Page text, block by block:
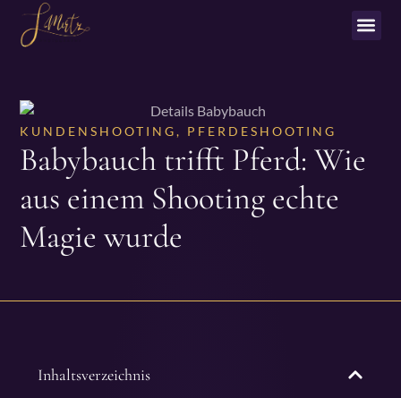
KUNDENSHOOTING, PFERDESHOOTING
Babybauch trifft Pferd: Wie
aus einem Shooting echte
Magie wurde
Inhaltsverzeichnis